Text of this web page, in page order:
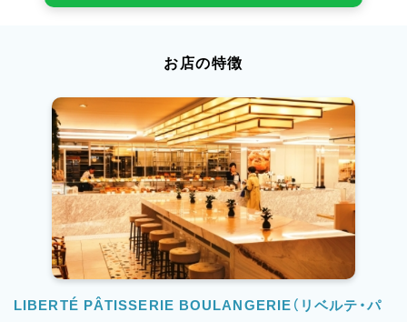
お店の特徴
LIBERTÉ PÂTISSERIE BOULANGERIE（リベルテ・パ